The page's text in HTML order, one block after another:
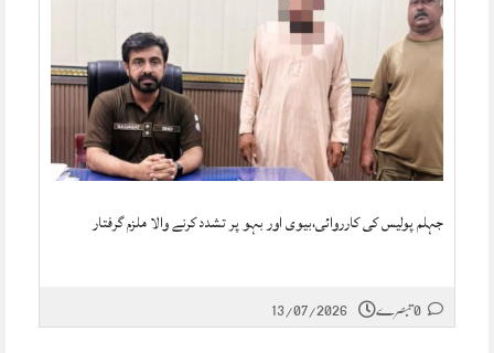
جہلم پولیس کی کارروائی،بیوی اور بہو پر تشدد کرنے والا ملزم گرفتار
13/07/2026